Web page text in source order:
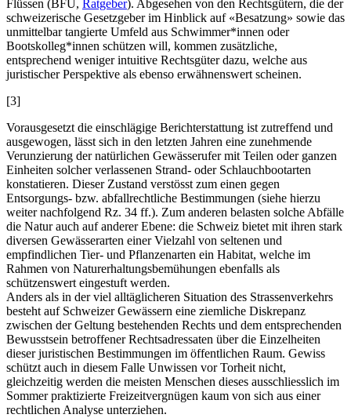
Flüssen (BFU, Ratgeber). Abgesehen von den Rechtsgütern, die der
schweizerische Gesetzgeber im Hinblick auf «Besatzung» sowie das
unmittelbar tangierte Umfeld aus Schwimmer*innen oder
Bootskolleg*innen schützen will, kommen zusätzliche,
entsprechend weniger intuitive Rechtsgüter dazu, welche aus
juristischer Perspektive als ebenso erwähnenswert scheinen.
[3]
Vorausgesetzt die einschlägige Berichterstattung ist zutreffend und
ausgewogen, lässt sich in den letzten Jahren eine zunehmende
Verunzierung der natürlichen Gewässerufer mit Teilen oder ganzen
Einheiten solcher verlassenen Strand- oder Schlauchbootarten
konstatieren. Dieser Zustand verstösst zum einen gegen
Entsorgungs- bzw. abfallrechtliche Bestimmungen (siehe hierzu
weiter nachfolgend Rz. 34 ff.). Zum anderen belasten solche Abfälle
die Natur auch auf anderer Ebene: die Schweiz bietet mit ihren stark
diversen Gewässerarten einer Vielzahl von seltenen und
empfindlichen Tier- und Pflanzenarten ein Habitat, welche im
Rahmen von Naturerhaltungsbemühungen ebenfalls als
schützenswert eingestuft werden.
Anders als in der viel alltäglicheren Situation des Strassenverkehrs
besteht auf Schweizer Gewässern eine ziemliche Diskrepanz
zwischen der Geltung bestehenden Rechts und dem entsprechenden
Bewusstsein betroffener Rechtsadressaten über die Einzelheiten
dieser juristischen Bestimmungen im öffentlichen Raum. Gewiss
schützt auch in diesem Falle Unwissen vor Torheit nicht,
gleichzeitig werden die meisten Menschen dieses ausschliesslich im
Sommer praktizierte Freizeitvergnügen kaum von sich aus einer
rechtlichen Analyse unterziehen.